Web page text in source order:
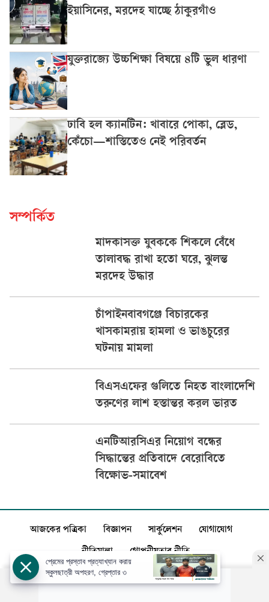
ইয়াসিনের, মরদেহ যাচ্ছে ঠাকুরগাঁও
যুক্তরাজ্যে উচ্চশিক্ষা বিষয়ে ৪টি ভুল ধারণা
ঢাবি হল ক্যানটিন: খাবারে পোকা, ব্লেড,
কেঁচো—শাস্তিতেও নেই পরিবর্তন
সম্পর্কিত
মাদকাসক্ত যুবককে শিকলে বেঁধে
তালাবদ্ধ রাখা হতো ঘরে, ঝুলন্ত
মরদেহ উদ্ধার
চাঁপাইনবাবগঞ্জে বিচারকের
খাসকামরায় হামলা ও ভাঙচুরের
ঘটনায় মামলা
বিএসএফের গুলিতে নিহত বাংলাদেশি
তরুণের লাশ হস্তান্তর করল ভারত
এনটিআরসিএর নিয়োগ বন্ধের
সিদ্ধান্তের প্রতিবাদে বেরোবিতে
বিক্ষোভ-সমাবেশ
আজকের পত্রিকা বিজ্ঞাপন সার্কুলেশন যোগাযোগ
নীতিমালা গোপনীয়তার নীতি
প্রেমের প্রস্তাব প্রত্যাখ্যান করায়
স্কুলছাত্রী অপহরণ, গ্রেপ্তার ৩